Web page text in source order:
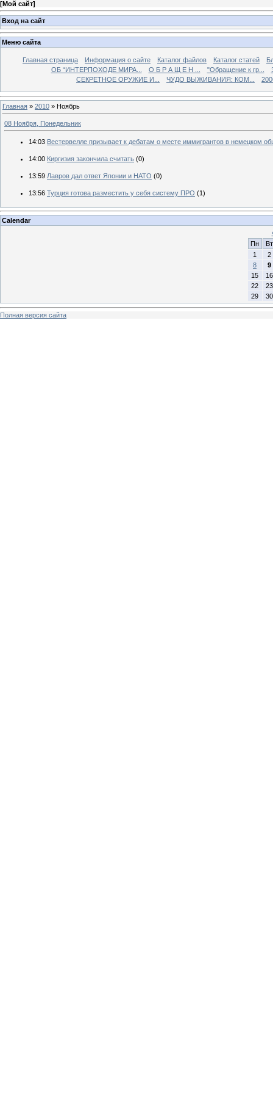
[Мой сайт]
Вход на сайт
Меню сайта
Главная страница Информация о сайте Каталог файлов Каталог статей
ОБ “ИНТЕРПОХОДЕ МИРА...
О Б Р А Щ Е Н ... "Обращение к гр...
СЕКРЕТНОЕ ОРУЖИЕ И...
ЧУДО ВЫЖИВАНИЯ: КОМ...
Главная » 2010 » Ноябрь
08 Ноября, Понедельник
14:03 Вестервелле призывает к дебатам о месте иммигрантов в немецком
14:00 Киргизия закончила считать (0)
13:59 Лавров дал ответ Японии и НАТО (0)
13:56 Турция готова разместить у себя систему ПРО (1)
Calendar
Пн
Вт
1
2
8
9
15
16
22
23
29
30
Полная версия сайта